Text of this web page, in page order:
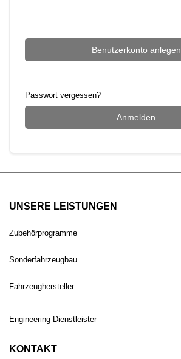
Benutzerkonto anlegen
Passwort vergessen?
Anmelden
UNSERE LEISTUNGEN
Zubehörprogramme
Sonderfahrzeugbau
Fahrzeughersteller
Engineering Dienstleister
KONTAKT